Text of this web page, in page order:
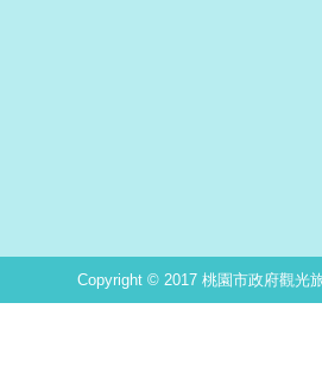
Copyright © 2017 桃園市政府觀光